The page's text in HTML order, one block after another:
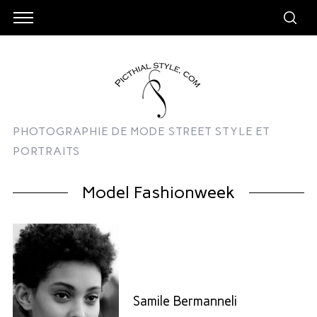
PHOTOGRAPHIE DE MODE STREET STYLE ET
PORTRAITS
Model Fashionweek
Samile Bermanneli